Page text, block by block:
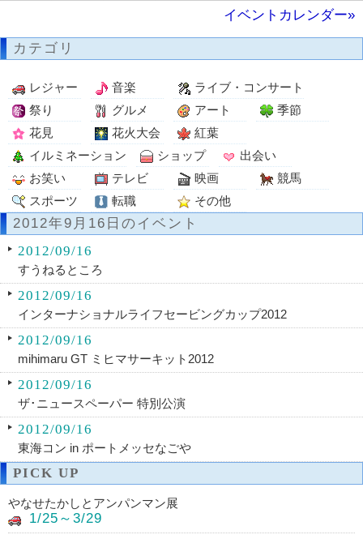
イベントカレンダー»
カテゴリ
レジャー 音楽
ライブ・コンサート
祭り
グルメ アート
季節
花見
花火大会
紅葉
イルミネーション
ショップ
出会い
お笑い
テレビ 映画
競馬
スポーツ
転職 その他
2012年9月16日のイベント
2012/09/16
すうねるところ
2012/09/16
インターナショナルライフセービングカップ2012
2012/09/16
mihimaru GT ミヒマサーキット2012
2012/09/16
ザ･ニュースペーパー 特別公演
2012/09/16
東海コン in ポートメッセなごや
PICK UP
やなせたかしとアンパンマン展
1/25～3/29